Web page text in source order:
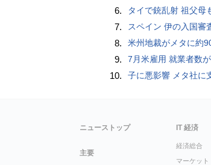
6. タイで銃乱射 祖父母
7. スペイン 伊の入国審
8. 米州地裁がメタに約
9. 7月米雇用 就業者数
10. 子に悪影響 メタ社に
ニューストップ
主要
IT 経済
経済総合
マーケット